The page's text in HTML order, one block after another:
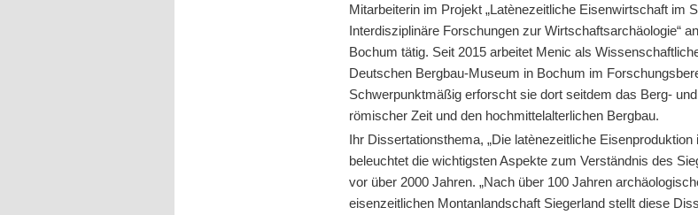
Mitarbeiterin im Projekt „Latènezeitliche Eisenwirtschaft im
Interdisziplinäre Forschungen zur Wirtschaftsarchäologie“
Bochum tätig. Seit 2015 arbeitet Menic als
Deutschen Bergbau-Museum in Bochum im
Schwerpunktmäßig erforscht sie dort seitdem das Berg-
römischer Zeit und den hochmittelalterlichen Bergbau.
Ihr Dissertationsthema, „Die latènezeitliche Eisenproduktion
beleuchtet die wichtigsten Aspekte zum Verständnis des
vor über 2000 Jahren. „Nach über 100 Jahren
eisenzeitlichen Montanlandschaft Siegerland stellt diese